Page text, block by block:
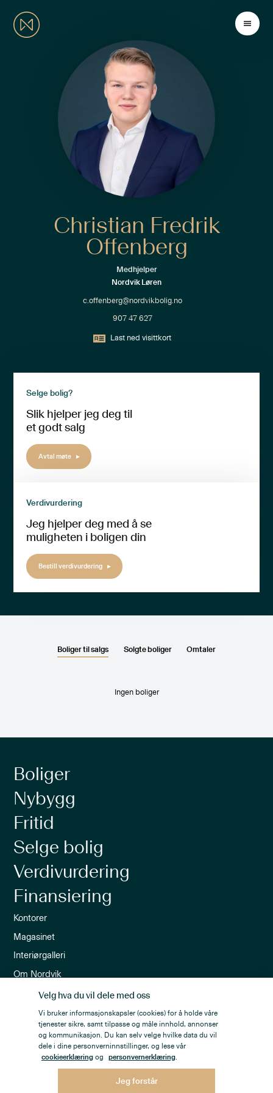
Christian Fredrik
Offenberg
Medhjelper
Nordvik Løren
c.offenberg@nordvikbolig.no
907 47 627
Last ned visittkort
Selge bolig?
Slik hjelper jeg deg til
et godt salg
Avtal møte
Verdivurdering
Jeg hjelper deg med å se
muligheten i boligen din
Bestill verdivurdering
Boliger til salgs Solgte boliger Omtaler
Ingen boliger
Boliger
Nybygg
Fritid
Selge bolig
Verdivurdering
Finansiering
Kontorer
Magasinet
Interiørgalleri
Om Nordvik
Ledige stillinger
Nordvik-appen
Nyhetsbrev
Velg hva du vil dele med oss
Vi bruker informasjonskapsler (cookies) for å holde våre
tjenester sikre, samt tilpasse og måle innhold, annonser
og kommunikasjon. Du kan selv velge hvilke data du vil
dele i dine personverninnstillinger, og lese vår
cookieerklæringog personvernerklæring.
Jeg forstår